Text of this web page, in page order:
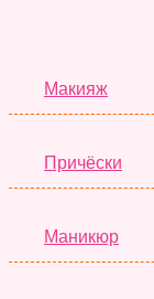
Макияж
Причёски
Маникюр